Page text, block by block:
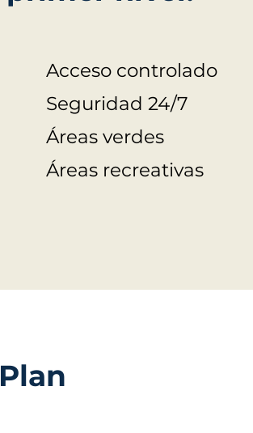
Acceso controlado
Seguridad 24/7
Áreas verdes
Áreas recreativas
Plan